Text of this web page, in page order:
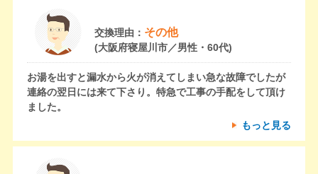
交換理由： その他
(大阪府寝屋川市／男性・60代)
お湯を出すと漏水から火が消えてしまい急な故障でしたが
連絡の翌日には来て下さり。特急で工事の手配をして頂け
ました。
もっと見る